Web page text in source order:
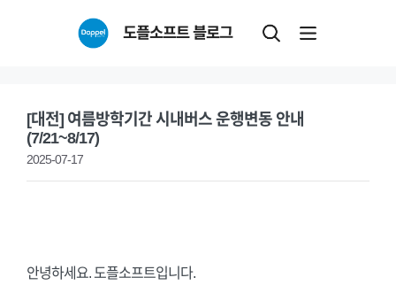
도플소프트 블로그
[대전] 여름방학기간 시내버스 운행변동 안내
(7/21~8/17)
2025-07-17
안녕하세요. 도플소프트입니다.